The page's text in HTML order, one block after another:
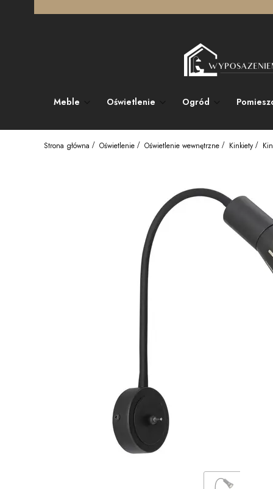
Meble Oświetlenie Ogród
Strona główna Oświetlenie Oświetlenie wewnętrzne Kinkiety